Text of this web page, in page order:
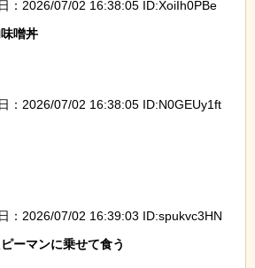
：2026/07/02 16:38:05 ID:XoiIh0PBe
噌丼
：2026/07/02 16:38:05 ID:N0GEUy1ft
：2026/07/02 16:39:03 ID:spukvc3HN
ーマンに乗せて食う